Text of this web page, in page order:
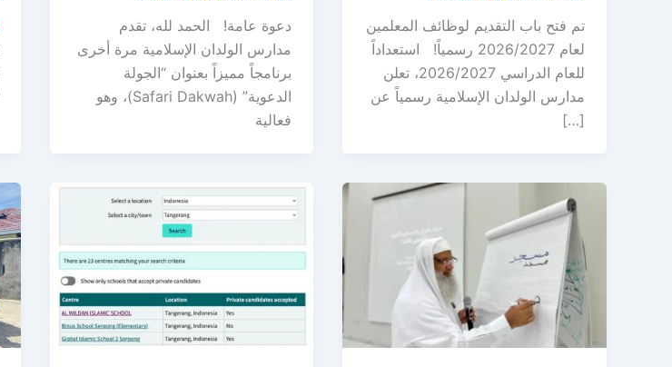
تم فتح باب التقديم لوظائف المعلمين
لعام 2026/2027 رسمياً! استعداداً
للعام الدراسي 2026/2027، تعلن
مدارس الولدان الإسلامية رسمياً عن
[…]
دعوة عامة! الحمد لله، تقدم
مدارس الولدان الإسلامية مرة أخرى
برنامجاً مميزاً بعنوان “الجولة
الدعوية” (Safari Dakwah)، وهو
فعالية